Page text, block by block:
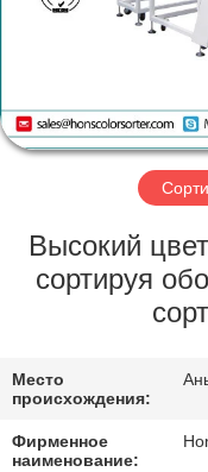
ФАБРИКИ
ПРОВЕРКА
КАЧЕСТВА
МЫ
Высокий
сортируя
Место
происхождения:
Фирменное
наименование: